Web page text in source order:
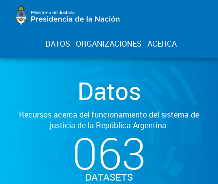
DATOS ORGANIZACIONES ACERCA
Datos
Recursos acerca del funcionamiento del sistema de
justicia de la República Argentina.
063
DATASETS